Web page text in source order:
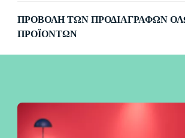
ΠΡΟΒΟΛΉ ΤΩΝ ΠΡΟΔΙΑΓΡΑΦΏΝ
ΠΡΟΪΌΝΤΩΝ